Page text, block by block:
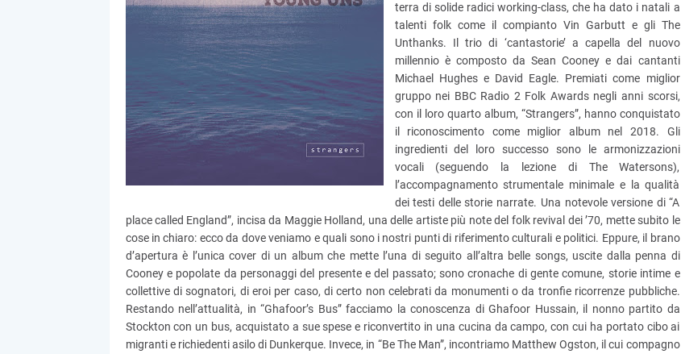
terra di solide radici working-class, che ha dato i natali a
talenti folk come il compianto Vin Garbutt e gli The
Unthanks. Il trio di ‘cantastorie’ a capella del nuovo
millennio è composto da Sean Cooney e dai cantanti
Michael Hughes e David Eagle. Premiati come miglior
gruppo nei BBC Radio 2 Folk Awards negli anni scorsi,
con il loro quarto album, “Strangers”, hanno conquistato
il riconoscimento come miglior album nel 2018. Gli
ingredienti del loro successo sono le armonizzazioni
vocali (seguendo la lezione di The Watersons),
l’accompagnamento strumentale minimale e la qualità
dei testi delle storie narrate. Una notevole versione di “A
place called England”, incisa da Maggie Holland, una delle artiste più note del folk revival dei ’70, mette subito le
cose in chiaro: ecco da dove veniamo e quali sono i nostri punti di riferimento culturali e politici. Eppure, il brano
d’apertura è l’unica cover di un album che mette l’una di seguito all’altra belle songs, uscite dalla penna di
Cooney e popolate da personaggi del presente e del passato; sono cronache di gente comune, storie intime e
collettive di sognatori, di eroi per caso, di certo non celebrati da monumenti o da tronfie ricorrenze pubbliche.
Restando nell’attualità, in “Ghafoor’s Bus” facciamo la conoscenza di Ghafoor Hussain, il nonno partito da
Stockton con un bus, acquistato a sue spese e riconvertito in una cucina da campo, con cui ha portato cibo ai
migranti e richiedenti asilo di Dunkerque. Invece, in “Be The Man”, incontriamo Matthew Ogston, il cui compagno